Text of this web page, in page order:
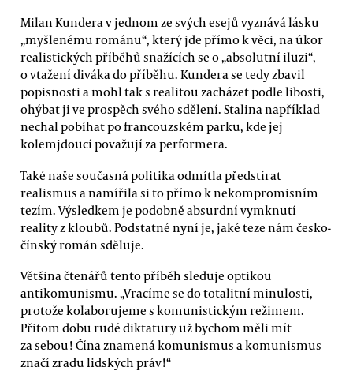
Milan Kundera v jednom ze svých esejů vyznává lásku
„myšlenému románu“, který jde přímo k věci, na úkor
realistických příběhů snažících se o „absolutní iluzi“,
o vtažení diváka do příběhu. Kundera se tedy zbavil
popisnosti a mohl tak s realitou zacházet podle libosti,
ohýbat ji ve prospěch svého sdělení. Stalina například
nechal pobíhat po francouzském parku, kde jej
kolemjdoucí považují za performera.
Také naše současná politika odmítla předstírat
realismus a namířila si to přímo k nekompromisním
tezím. Výsledkem je podobně absurdní vymknutí
reality z kloubů. Podstatné nyní je, jaké teze nám česko-
čínský román sděluje.
Většina čtenářů tento příběh sleduje optikou
antikomunismu. „Vracíme se do totalitní minulosti,
protože kolaborujeme s komunistickým režimem.
Přitom dobu rudé diktatury už bychom měli mít
za sebou! Čína znamená komunismus a komunismus
značí zradu lidských práv!“